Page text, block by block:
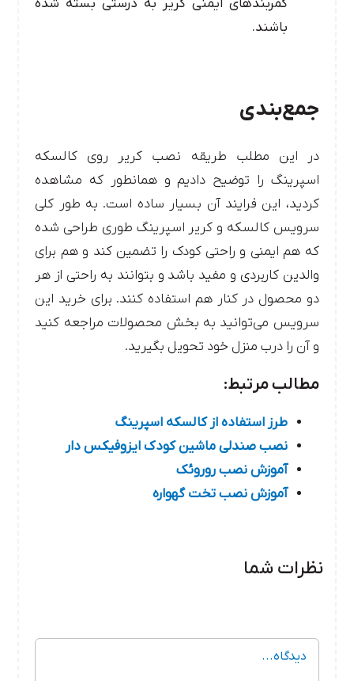
کمربندهای ایمنی کریر به درستی بسته شده
باشند.
جمع‌بندی
در این مطلب طریقه نصب کریر روی کالسکه
اسپرینگ را توضیح دادیم و همانطور که مشاهده
کردید، این فرایند آن بسیار ساده است. به طور کلی
سرویس کالسکه و کریر اسپرینگ طوری طراحی شده
که هم ایمنی و راحتی کودک را تضمین کند و هم برای
والدین کاربردی و مفید باشد و بتوانند به راحتی از هر
دو محصول در کنار هم استفاده کنند. برای خرید این
سرویس می‌توانید به بخش محصولات مراجعه کنید
و آن را درب منزل خود تحویل بگیرید.
مطالب مرتبط:
طرز استفاده از کالسکه اسپرینگ
نصب صندلی ماشین کودک ایزوفیکس دار
آموزش نصب روروئک
آموزش نصب تخت گهواره
نظرات شما
دیدگاه